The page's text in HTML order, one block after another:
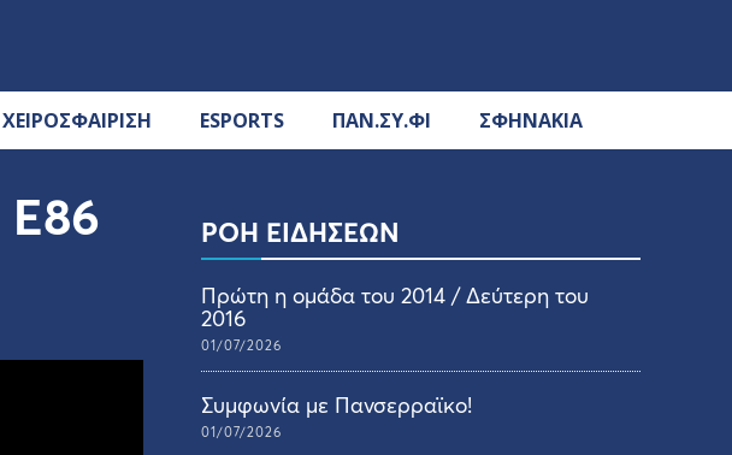
ΧΕΙΡΟΣΦΑΙΡΙΣΗ ESPORTS ΠΑΝ.ΣΥ.ΦΙ ΣΦΗΝΑΚΙΑ
ΡΟΗ ΕΙΔΗΣΕΩΝ
Πρώτη η ομάδα του 2014 / Δεύτερη του
2016
01/07/2026
Συμφωνία με Πανσερραϊκο!
01/07/2026